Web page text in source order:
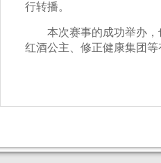
行转播。
本次赛事的成功举办，
红酒公主、修正健康集团等